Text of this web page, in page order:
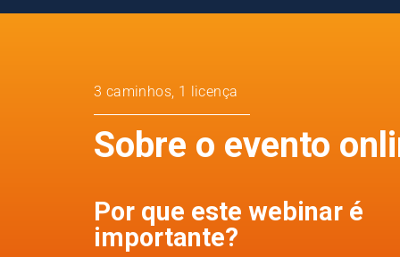
3 caminhos, 1 licença
Sobre o evento
Por que este webinar é
importante?